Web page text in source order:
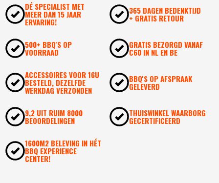
DÉ SPECIALIST MET
MEER DAN 15 JAAR
ERVARING!
365 DAGEN BEDENKTIJD
+ GRATIS RETOUR
500+ BBQ'S OP
VOORRAAD
GRATIS BEZORGD VANAF
€60 IN NL EN BE
ACCESSOIRES VOOR 16U
BESTELD, DEZELFDE
WERKDAG VERZONDEN
BBQ'S OP AFSPRAAK
GELEVERD
9,2 UIT RUIM 8000
BEOORDELINGEN
THUISWINKEL WAARBORG
GECERTIFICEERD
1600M2 BELEVING IN HÉT
BBQ EXPERIENCE
CENTER!